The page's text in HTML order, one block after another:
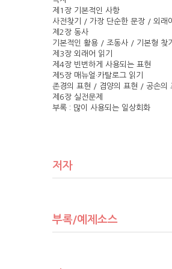
제1장 기본적인 사항
사전찾기 / 가장 단순한 문장 / 외래
제2장 동사
기본적인 활용 / 조동사 / 기본형 찾기
제3장 외래어 읽기
제4장 빈번하게 사용되는 표현
제5장 매뉴얼·카탈로그 읽기
존경의 표현 / 겸양의 표현 / 공손의
제6장 실전문제
부록 : 많이 사용되는 일상회화
저자
부록/예제소스